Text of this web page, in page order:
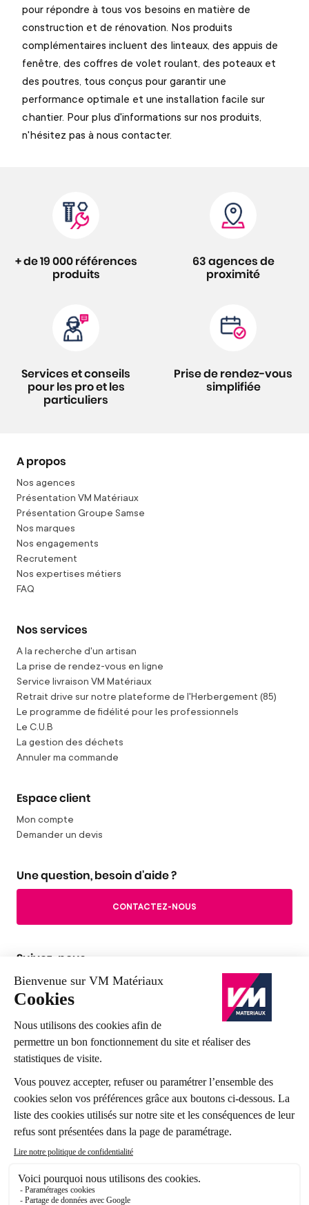
pour répondre à tous vos besoins en matière de
construction et de rénovation. Nos produits
complémentaires incluent des linteaux, des appuis de
fenêtre, des coffres de volet roulant, des poteaux et
des poutres, tous conçus pour garantir une
performance optimale et une installation facile sur
chantier. Pour plus d'informations sur nos produits,
n'hésitez pas à nous contacter.
+ de 19 000 références
produits
63 agences de
proximité
Services et conseils
pour les pro et les
particuliers
Prise de rendez-vous
simplifiée
A propos
Nos agences
Présentation VM Matériaux
Présentation Groupe Samse
Nos marques
Nos engagements
Recrutement
Nos expertises métiers
FAQ
Nos services
A la recherche d'un artisan
La prise de rendez-vous en ligne
Service livraison VM Matériaux
Retrait drive sur notre plateforme de l'Herbergement (85)
Le programme de fidélité pour les professionnels
Le C.U.B
La gestion des déchets
Annuler ma commande
Espace client
Mon compte
Demander un devis
Une question, besoin d'aide ?
CONTACTEZ-NOUS
Suivez-nous